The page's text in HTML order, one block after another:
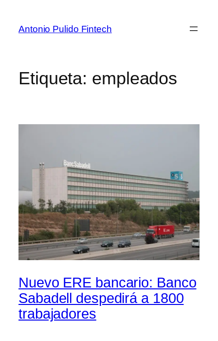
Antonio Pulido Fintech
Etiqueta: empleados
Nuevo ERE bancario: Banco
Sabadell despedirá a 1800
trabajadores